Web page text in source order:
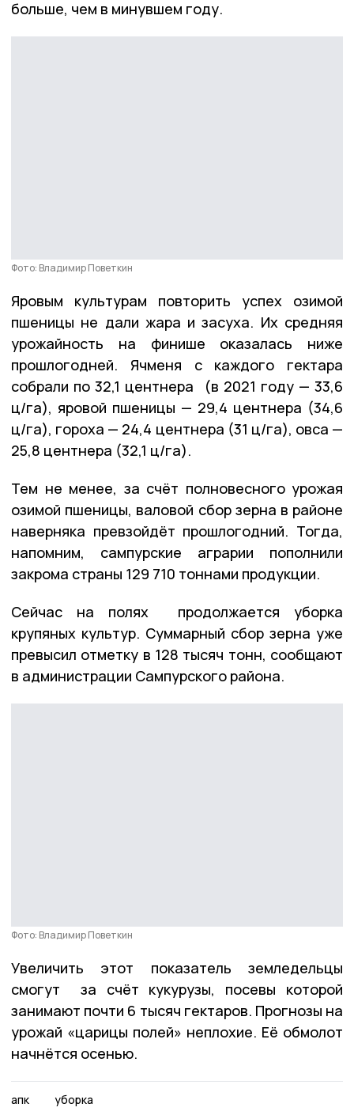
больше, чем в минувшем году.
Фото: Владимир Поветкин
Яровым культурам повторить успех озимой
пшеницы не дали жара и засуха. Их средняя
урожайность на финише оказалась ниже
прошлогодней. Ячменя с каждого гектара
собрали по 32,1 центнера (в 2021 году — 33,6
ц/га), яровой пшеницы — 29,4 центнера (34,6
ц/га), гороха — 24,4 центнера (31 ц/га), овса —
25,8 центнера (32,1 ц/га).
Тем не менее, за счёт полновесного урожая
озимой пшеницы, валовой сбор зерна в районе
наверняка превзойдёт прошлогодний. Тогда,
напомним, сампурские аграрии пополнили
закрома страны 129 710 тоннами продукции.
Сейчас на полях продолжается уборка
крупяных культур. Суммарный сбор зерна уже
превысил отметку в 128 тысяч тонн, сообщают
в администрации Сампурского района.
Фото: Владимир Поветкин
Увеличить этот показатель земледельцы
смогут за счёт кукурузы, посевы которой
занимают почти 6 тысяч гектаров. Прогнозы на
урожай «царицы полей» неплохие. Её обмолот
начнётся осенью.
апк уборка